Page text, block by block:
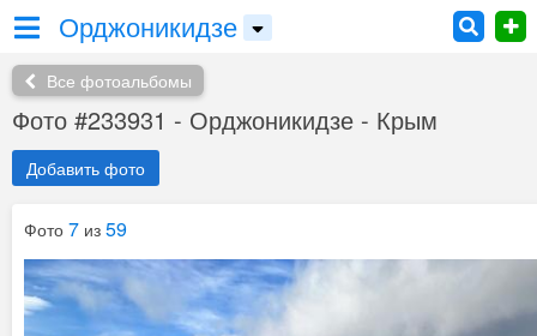
Орджоникидзе
Все фотоальбомы
Фото #233931 - Орджоникидзе - Крым
Добавить фото
Фото 7 из 59